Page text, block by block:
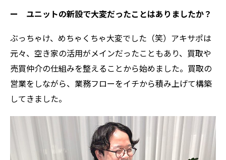
ー ユニットの新設で大変だったことはありましたか？
ぶっちゃけ、めちゃくちゃ大変でした（笑）アキサポは
元々、空き家の活用がメインだったこともあり、買取や
売買仲介の仕組みを整えることから始めました。買取の
営業をしながら、業務フローをイチから積み上げて構築
してきました。